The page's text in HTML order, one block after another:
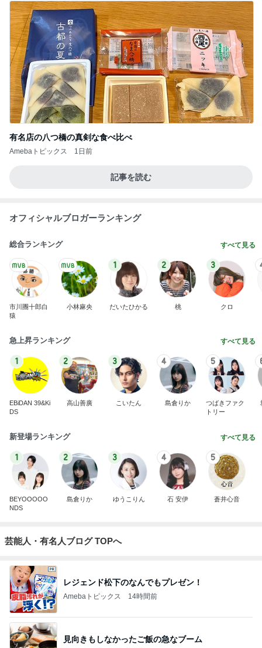
有名店の八つ橋の真剣な食べ比べ
Amebaトピックス 1日前
記事を読む
オフィシャルブロガーランキング
総合ランキング すべて見る
市川團十郎白
猿
小林麻央
1
だいたひかる
2
桃
3
クロ
急上昇ランキング すべて見る
1
EBiDAN 39&Ki
DS
2
高山善廣
3
こいたん
4
島倉りか
5
つばきファク
トリー
新登場ランキング すべて見る
1
BEYOOOOO
NDS
2
島倉りか
3
ゆうこりん
4
石 安伊
5
蒼井心音
芸能人・有名人ブログ TOPへ
レジェンド松下のなんでもプレゼン！
Amebaトピックス 14時間前
見向きもしなかったご飯の急なブーム